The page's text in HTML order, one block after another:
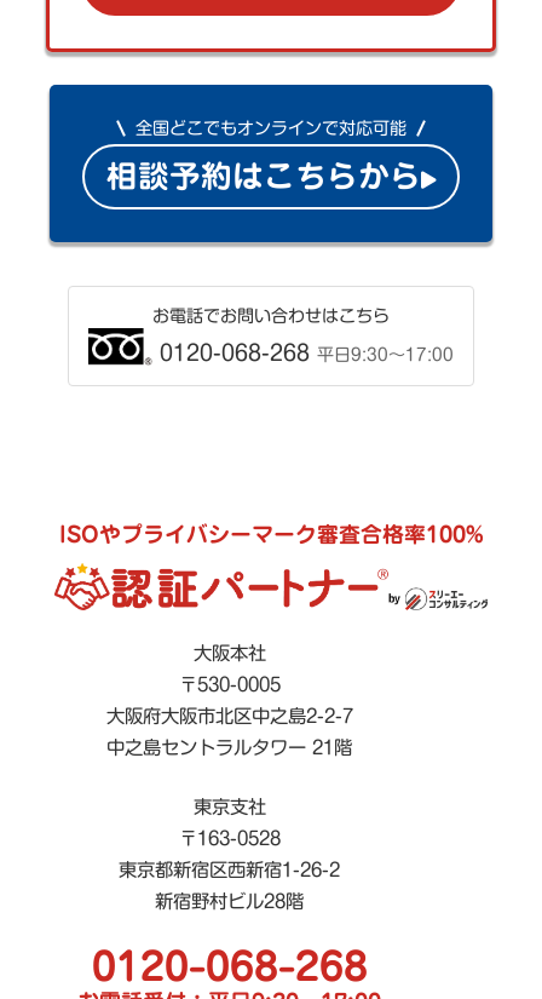
全国どこでもオンラインで対応可能
相談予約はこちらから
お電話でお問い合わせはこちら
0120-068-268 平日9:30〜17:00
ISOやプライバシーマーク審査合格率100%
大阪本社
〒530-0005
大阪府大阪市北区中之島2-2-7
中之島セントラルタワー 21階
東京支社
〒163-0528
東京都新宿区西新宿1-26-2
新宿野村ビル28階
0120-068-268